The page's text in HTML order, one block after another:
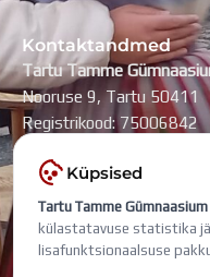
Kontaktandmed
Tartu Tamme
Nooruse 9, Tartu 50411
Registrikood: 75006842
KONTAKTID
SearchSearch
Küpsised
Tartu Tamme Gümnaasium
külastatavuse statistika
lisafunktsionaalsuse